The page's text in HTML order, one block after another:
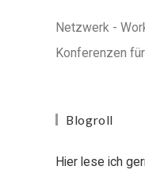
Netzwerk -
Konferenzen
Blogroll
Hier lese ich